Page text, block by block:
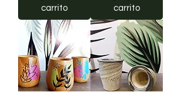
carrito
carrito